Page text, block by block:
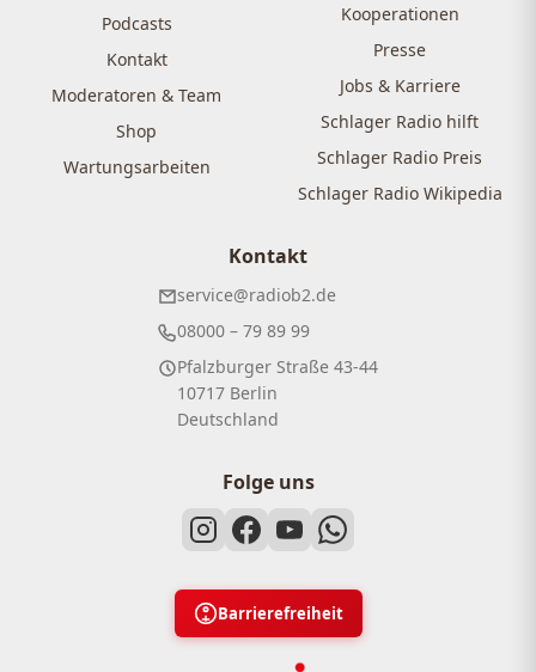
Podcasts
Kontakt
Moderatoren & Team
Shop
Wartungsarbeiten
Kooperationen
Presse
Jobs & Karriere
Schlager Radio hilft
Schlager Radio Preis
Schlager Radio Wikipedia
Kontakt
service@radiob2.de
08000 – 79 89 99
Pfalzburger Straße 43-44
10717 Berlin
Deutschland
Folge uns
Barrierefreiheit